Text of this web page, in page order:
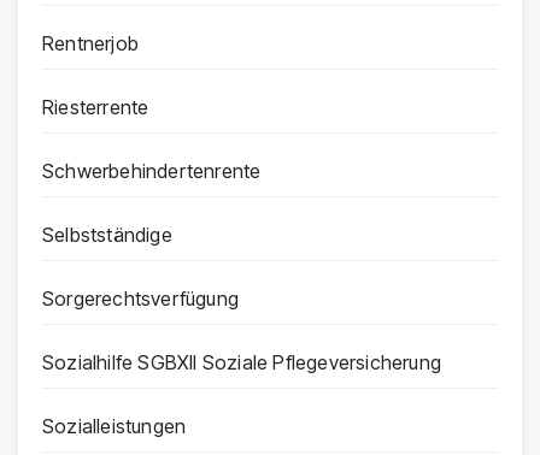
Rentnerjob
Riesterrente
Schwerbehindertenrente
Selbstständige
Sorgerechtsverfügung
Sozialhilfe SGBXII Soziale Pflegeversicherung
Sozialleistungen